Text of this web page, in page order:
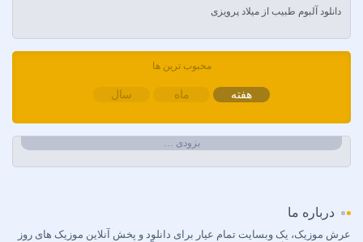
Avril Lavigne & Simple Plan
Aynur Polat
Berksan
Burak Buluk & Zara & Kurtuluş Kuş
Burak Bulut
دانلود آلبوم طبیب از میلاد پرویزی
محبوب ترین ها
هفته ماه سال
بزودی …
درباره ما
عرش موزیک، یک وبسایت تمام عیار برای دانلود و پخش آنلاین موزیک های روز